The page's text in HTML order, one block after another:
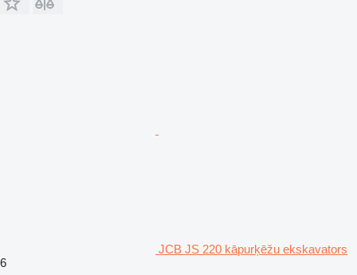
JCB JS 220 kāpurķēžu ekskavators
6